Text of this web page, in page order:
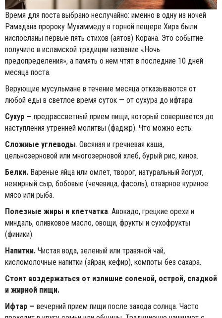
Время для поста выбрано неслучайно: именно в одну из ночей
Рамадана пророку Мухаммеду в горной пещере Хира были
ниспосланы первые пять стихов (аятов) Корана. Это событие
получило в исламской традиции название «Ночь
предопределения», а память о нем чтят в последние 10 дней
месяца поста.
Верующие мусульмане в течение месяца отказываются от
любой еды в светлое время суток — от сухура до ифтара.
Сухур — предрассветный прием пищи, который совершается до
наступления утренней молитвы (фаджр). Что можно есть:
Сложные углеводы. Овсяная и гречневая каша,
цельнозерновой или многозерновой хлеб, бурый рис, киноа.
Белки. Вареные яйца или омлет, творог, натуральный йогурт,
нежирный сыр, бобовые (чечевица, фасоль), отварное куриное
мясо или рыба.
Полезные жиры и клетчатка. Авокадо, грецкие орехи и
миндаль, оливковое масло, овощи, фрукты и сухофрукты
(финики).
Напитки. Чистая вода, зеленый или травяной чай,
кисломолочные напитки (айран, кефир), компоты без сахара.
Стоит воздержаться от излишне соленой, острой, сладкой
и жирной пищи.
Ифтар — вечерний прием пищи после захода солнца. Часто